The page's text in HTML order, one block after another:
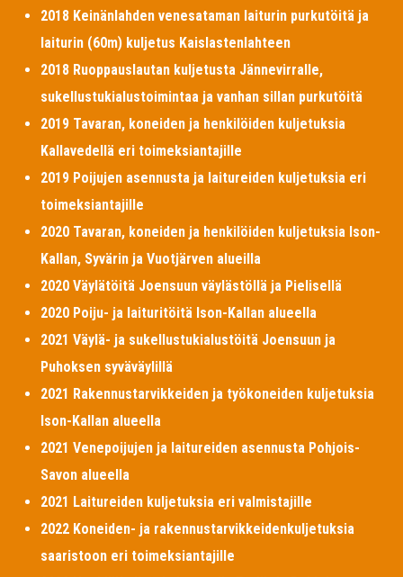
2018 Keinänlahden venesataman laiturin purkutöitä ja
laiturin (60m) kuljetus Kaislastenlahteen
2018 Ruoppauslautan kuljetusta Jännevirralle,
sukellustukialustoimintaa ja vanhan sillan purkutöitä
2019 Tavaran, koneiden ja henkilöiden kuljetuksia
Kallavedellä eri toimeksiantajille
2019 Poijujen asennusta ja laitureiden kuljetuksia eri
toimeksiantajille
2020 Tavaran, koneiden ja henkilöiden kuljetuksia Ison-
Kallan, Syvärin ja Vuotjärven alueilla
2020 Väylätöitä Joensuun väylästöllä ja Pielisellä
2020 Poiju- ja laituritöitä Ison-Kallan alueella
2021 Väylä- ja sukellustukialustöitä Joensuun ja
Puhoksen syväväylillä
2021 Rakennustarvikkeiden ja työkoneiden kuljetuksia
Ison-Kallan alueella
2021 Venepoijujen ja laitureiden asennusta Pohjois-
Savon alueella
2021 Laitureiden kuljetuksia eri valmistajille
2022 Koneiden- ja rakennustarvikkeidenkuljetuksia
saaristoon eri toimeksiantajille